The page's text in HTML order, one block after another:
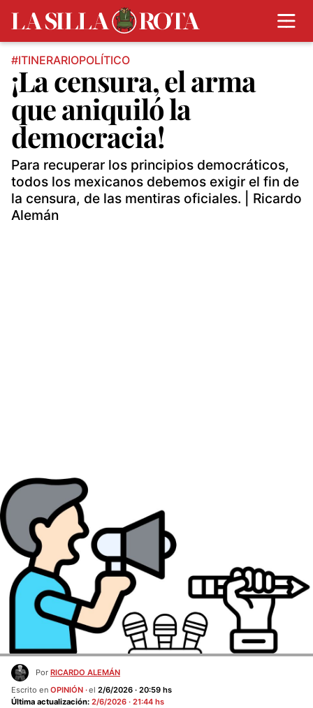
#ITINERARIOPOLÍTICO
¡La censura, el arma
que aniquiló la
democracia!
Para recuperar los principios democráticos,
todos los mexicanos debemos exigir el fin de
la censura, de las mentiras oficiales. | Ricardo
Alemán
Por RICARDO ALEMÁN
Escrito en OPINIÓN el 2/6/2026 · 20:59 hs
Última actualización: 2/6/2026 · 21:44 hs